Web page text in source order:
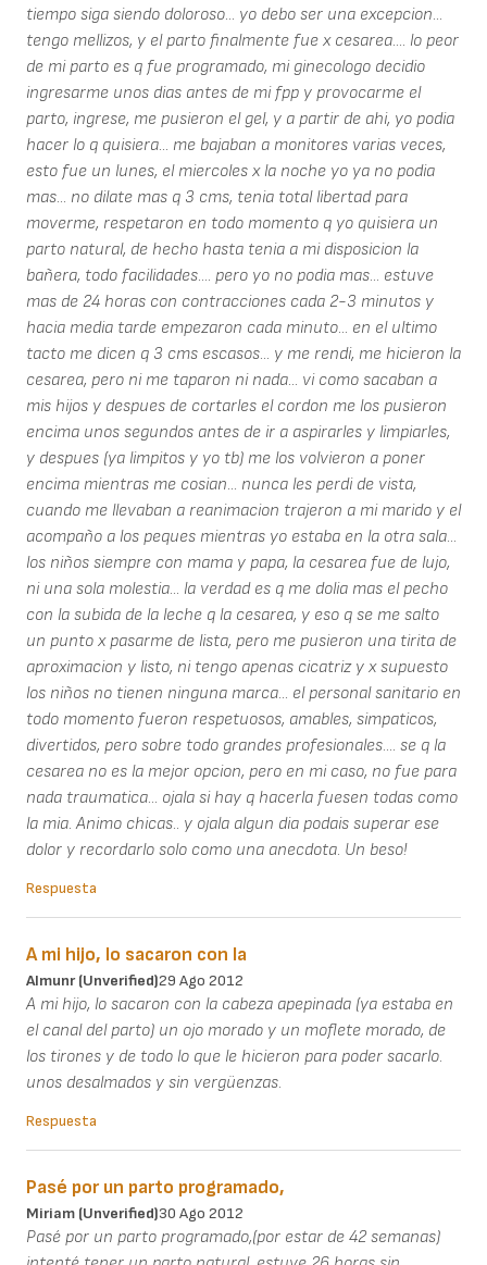
tiempo siga siendo doloroso... yo debo ser una excepcion...
tengo mellizos, y el parto finalmente fue x cesarea.... lo peor
de mi parto es q fue programado, mi ginecologo decidio
ingresarme unos dias antes de mi fpp y provocarme el
parto, ingrese, me pusieron el gel, y a partir de ahi, yo podia
hacer lo q quisiera... me bajaban a monitores varias veces,
esto fue un lunes, el miercoles x la noche yo ya no podia
mas... no dilate mas q 3 cms, tenia total libertad para
moverme, respetaron en todo momento q yo quisiera un
parto natural, de hecho hasta tenia a mi disposicion la
bañera, todo facilidades.... pero yo no podia mas... estuve
mas de 24 horas con contracciones cada 2-3 minutos y
hacia media tarde empezaron cada minuto... en el ultimo
tacto me dicen q 3 cms escasos... y me rendi, me hicieron la
cesarea, pero ni me taparon ni nada... vi como sacaban a
mis hijos y despues de cortarles el cordon me los pusieron
encima unos segundos antes de ir a aspirarles y limpiarles,
y despues (ya limpitos y yo tb) me los volvieron a poner
encima mientras me cosian... nunca les perdi de vista,
cuando me llevaban a reanimacion trajeron a mi marido y el
acompaño a los peques mientras yo estaba en la otra sala...
los niños siempre con mama y papa, la cesarea fue de lujo,
ni una sola molestia... la verdad es q me dolia mas el pecho
con la subida de la leche q la cesarea, y eso q se me salto
un punto x pasarme de lista, pero me pusieron una tirita de
aproximacion y listo, ni tengo apenas cicatriz y x supuesto
los niños no tienen ninguna marca... el personal sanitario en
todo momento fueron respetuosos, amables, simpaticos,
divertidos, pero sobre todo grandes profesionales.... se q la
cesarea no es la mejor opcion, pero en mi caso, no fue para
nada traumatica... ojala si hay q hacerla fuesen todas como
la mia. Animo chicas.. y ojala algun dia podais superar ese
dolor y recordarlo solo como una anecdota. Un beso!
Respuesta
A mi hijo, lo sacaron con la
Almunr (unverified)29 Ago 2012
A mi hijo, lo sacaron con la cabeza apepinada (ya estaba en
el canal del parto) un ojo morado y un moflete morado, de
los tirones y de todo lo que le hicieron para poder sacarlo.
unos desalmados y sin vergüenzas.
Respuesta
Pasé por un parto programado,
Miriam (unverified)30 Ago 2012
Pasé por un parto programado,(por estar de 42 semanas)